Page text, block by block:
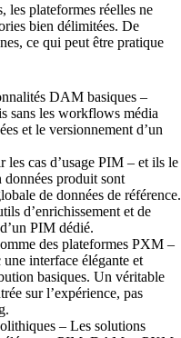
les plateformes réelles ne
bien délimitées. De
ce qui peut être pratique
DAM basiques –
sans les workflows média
et le versionnement d’un
cas d’usage PIM – et ils le
données produit sont
de données de référence.
d’enrichissement et de
PIM dédié.
des plateformes PXM –
interface élégante et
basiques. Un véritable
sur l’expérience, pas
– Les solutions